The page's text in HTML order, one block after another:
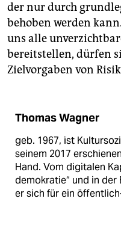
der nur durch
behoben werden
uns alle
bereitstellen, dürfen
Zielvorgaben von
Thomas Wagner
geb. 1967, ist
seinem 2017
Hand. Vom digitalen
demokratie“ und in der
er sich für ein